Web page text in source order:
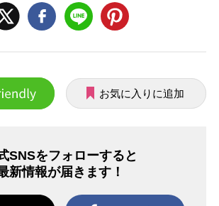
お気に入りに追加
SNSをフォローすると
新情報が届きます！